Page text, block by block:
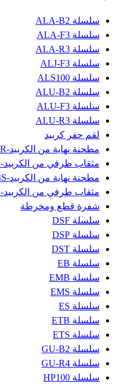
سلسلة ALA-B2
سلسلة ALA-F3
سلسلة ALA-R3
سلسلة ALJ-F3
سلسلة ALS100
سلسلة ALU-B2
سلسلة ALU-F3
سلسلة ALU-R3
لقم حفر كربيد
مطحنة نهاية من الكربيد-ST100-4R
مثقاب طرفي من الكربيد-ST100-4RL
مطحنة نهاية من الكربيد-ST100-4S
مثقاب طرفي من الكربيد-ST100-4SL
شفرة قطع ومخرطة
سلسلة DSF
سلسلة DSP
سلسلة DST
سلسلة EB
سلسلة EMB
سلسلة EMS
سلسلة ES
سلسلة ETB
سلسلة ETS
سلسلة GU-B2
سلسلة GU-R4
سلسلة HP100